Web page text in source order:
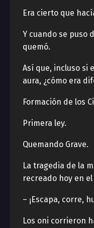
Era cierto que
Y cuando se puso
quemó.
Así que, incluso si
aura, ¿cómo era
Formación de los
Primera ley.
Quemando Grave.
La tragedia de la
recreado hoy en
– ¡Escapa, corre,
Los oni corrieron